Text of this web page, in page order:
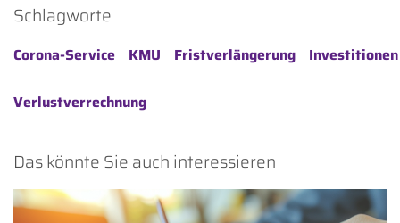
Schlagworte
Corona-Service KMU Fristverlängerung Investitionen
Verlustverrechnung
Das könnte Sie auch interessieren